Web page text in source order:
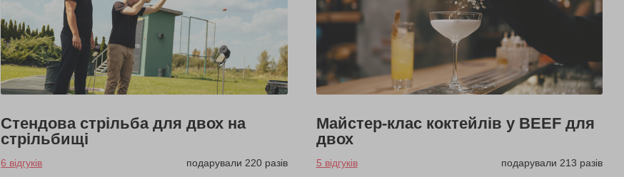
Стендова стрільба для двох на
стрільбищі
6 відгуків
подарували 220 разів
Майстер-клас коктейлів у BEEF для
двох
5 відгуків
подарували 213 разів